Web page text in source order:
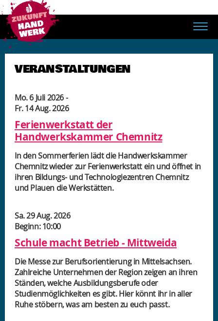
VERANSTALTUNGEN
Mo. 6 Juli 2026-
Fr. 14 Aug. 2026
Ferienwerkstatt der
Handwerkskammer Chemnitz
In den Sommerferien lädt die Handwerkskammer
Chemnitz wieder zur Ferienwerkstatt ein und öffnet in
ihren Bildungs- und Technologiezentren Chemnitz
und Plauen die Werkstätten.
Sa. 29 Aug. 2026
Beginn: 10:00
Schule macht Betrieb - Mittweida
Die Messe zur Berufsorientierung in Mittelsachsen.
Zahlreiche Unternehmen der Region zeigen an ihren
Ständen, welche Ausbildungsberufe oder
Studienmöglichkeiten es gibt. Hier könnt ihr in aller
Ruhe stöbern, was am besten zu euch passt.